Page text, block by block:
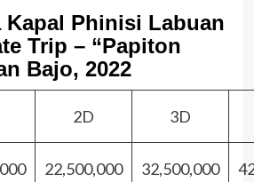
Kapal Phinisi Labuan
Trip – “Papiton
Bajo, 2022
2D 3D
22,500,000 32,500,000